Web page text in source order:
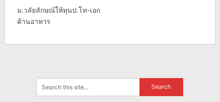
ม.วลัยลักษณ์ให้ทุนป.โท-เอก
ด้านอาหาร